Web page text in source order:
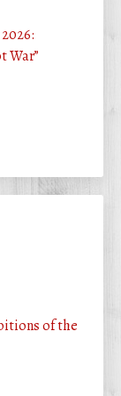
War”
of the